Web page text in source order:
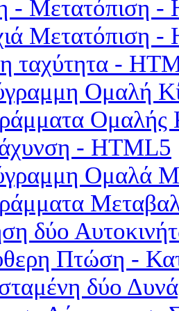
- Μετατόπιση -
Μετατόπιση -
ταχύτητα -
Ομαλή
- HTML5
Ομαλά
δύο
Πτώση -
δύο